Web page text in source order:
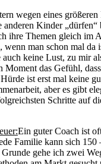
wegen eines größeren
anderen Kinder „dürfen“
ihre Themen gleich im
wenn man schon mal da
keine Lust, zu mir
Moment das Gefühl,
ist erst mal keine
aber es gibt
Schritte auf
Ein guter Coach ist
Familie kann sich 150
gehe ich zwei